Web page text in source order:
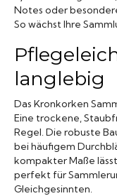
Notes oder
So wächst Ihre
langlebig
Das Kronkorken
Eine trockene,
Regel. Die robuste
bei häufigem
kompakter Maße
perfekt für
Gleichgesinnten.